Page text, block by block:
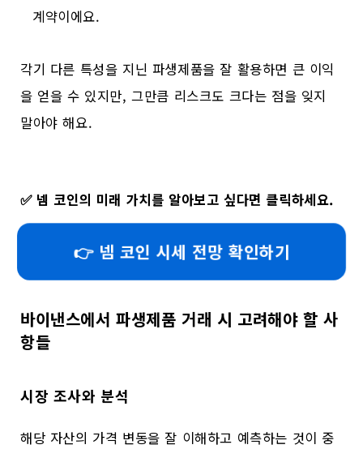
계약이에요.
각기 다른 특성을 지닌 파생제품을 잘 활용하면 큰 이익
을 얻을 수 있지만, 그만큼 리스크도 크다는 점을 잊지
말아야 해요.
✅ 넴 코인의 미래 가치를 알아보고 싶다면 클릭하세요.
👉 넴 코인 시세 전망 확인하기
바이낸스에서 파생제품 거래 시 고려해야 할 사
항들
시장 조사와 분석
해당 자산의 가격 변동을 잘 이해하고 예측하는 것이 중